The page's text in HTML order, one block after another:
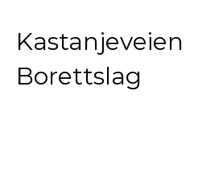
Kastanjeveien
Borettslag